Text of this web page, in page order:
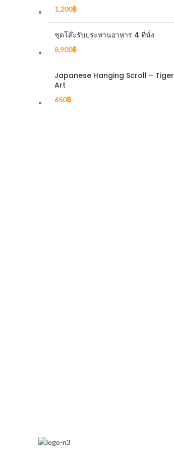
1,200฿
ชุดโต๊ะรับประทานอาหาร 4 ที่นั่ง
8,900฿
Japanese Hanging Scroll – Tiger
Art
650฿